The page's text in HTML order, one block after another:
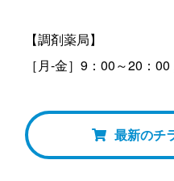
【調剤薬局】
［月-金］9：00～20：
最新のチ